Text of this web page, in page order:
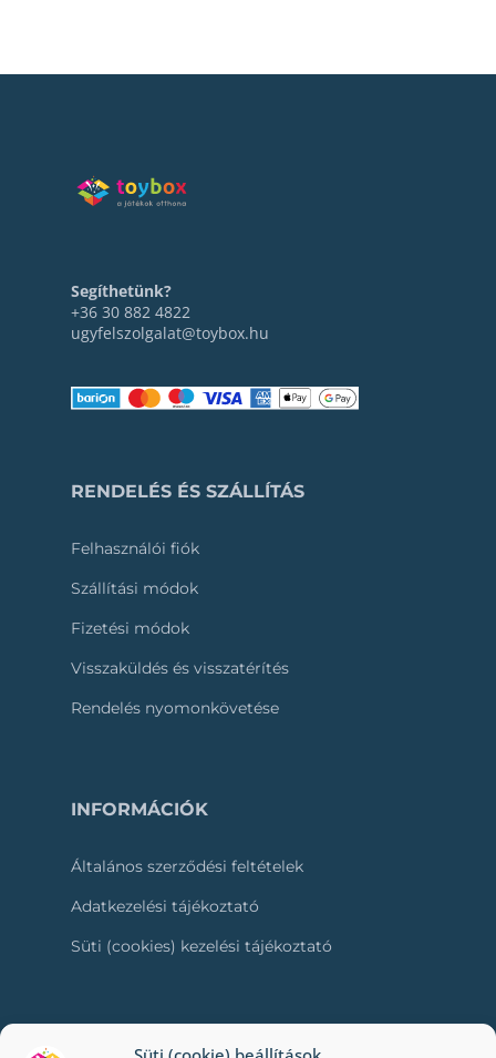
Segíthetünk?
+36 30 882 4822
ugyfelszolgalat@toybox.hu
RENDELÉS ÉS SZÁLLÍTÁS
Felhasználói fiók
Szállítási módok
Fizetési módok
Visszaküldés és visszatérítés
Rendelés nyomonkövetése
INFORMÁCIÓK
Általános szerződési feltételek
Adatkezelési tájékoztató
Süti (cookies) kezelési tájékoztató
RÓLUNK